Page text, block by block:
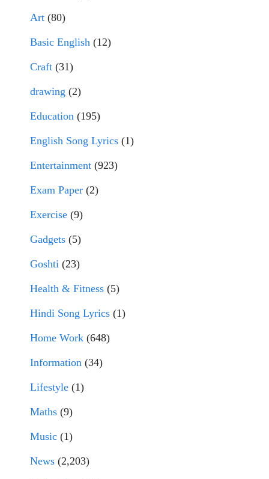
Art (80)
Basic English (12)
Craft (31)
drawing (2)
Education (195)
English Song Lyrics (1)
Entertainment (923)
Exam Paper (2)
Exercise (9)
Gadgets (5)
Goshti (23)
Health & Fitness (5)
Hindi Song Lyrics (1)
Home Work (648)
Information (34)
Lifestyle (1)
Maths (9)
Music (1)
News (2,203)